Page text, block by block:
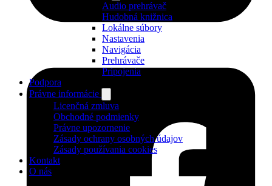
Audio prehrávač
Hudobná knižnica
Lokálne súbory
Nastavenia
Navigácia
Prehrávače
Pripojenia
Podpora
Právne informácie
Licenčná zmluva
Obchodné podmienky
Právne upozornenie
Zásady ochrany osobných údajov
Zásady používania cookies
Kontakt
O nás